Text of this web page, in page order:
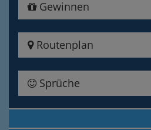
Gewinnen
Routenplan
Sprüche